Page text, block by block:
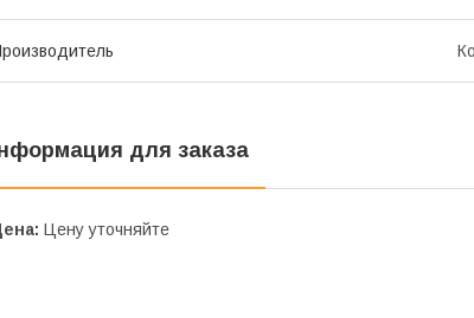
для заказа
Цену уточняйте